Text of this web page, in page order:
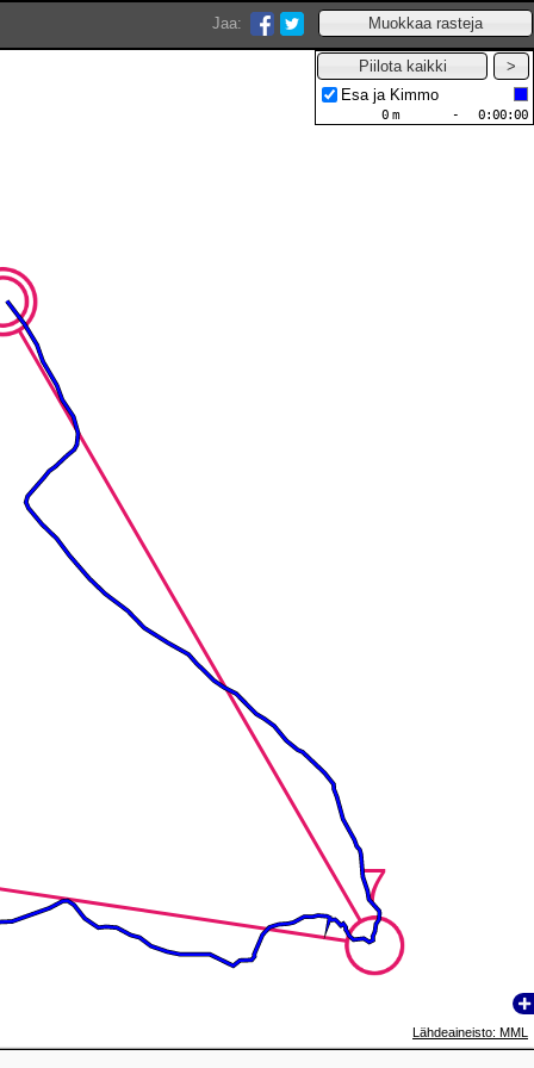
7
7
Jaa:
Esa ja Kimmo
0:00:00
-
0 m
Lähdeaineisto: MML